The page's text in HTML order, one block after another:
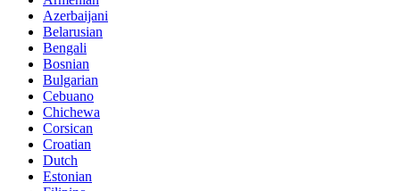
Azerbaijani
Belarusian
Bengali
Bosnian
Bulgarian
Cebuano
Chichewa
Corsican
Croatian
Dutch
Estonian